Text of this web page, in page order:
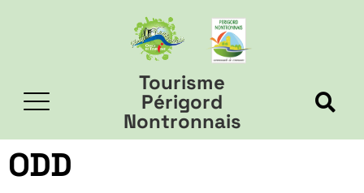
Tourisme
Périgord
Nontronnais
ODD